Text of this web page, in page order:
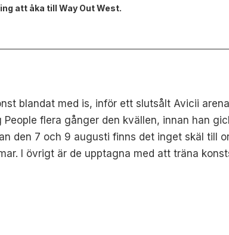
att åka till Way Out West.
blandat med is, inför ett slutsålt Avicii
flera gånger den kvällen, innan han
den 7 och 9 augusti finns det inget skäl till
I övrigt är de upptagna med att träna